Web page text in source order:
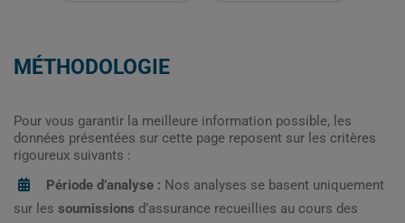
MÉTHODOLOGIE
Pour vous garantir la meilleure information possible, les
données présentées sur cette page reposent sur les critères
rigoureux suivants :
Période d’analyse : Nos analyses se basent uniquement
sur les soumissions d’assurance recueillies au cours des